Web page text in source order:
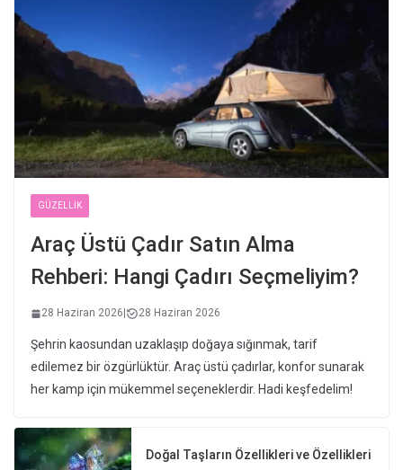
GÜZELLIK
Araç Üstü Çadır Satın Alma
Rehberi: Hangi Çadırı Seçmeliyim?
28 Haziran 2026 28 Haziran 2026
Şehrin kaosundan uzaklaşıp doğaya sığınmak, tarif
edilemez bir özgürlüktür. Araç üstü çadırlar, konfor sunarak
her kamp için mükemmel seçeneklerdir. Hadi keşfedelim!
Doğal Taşların Özellikleri ve Özellikleri